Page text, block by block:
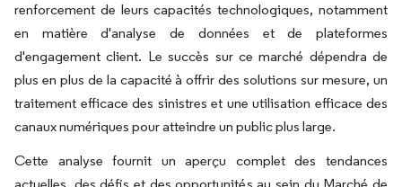
renforcement de leurs capacités technologiques, notamment
en matière d'analyse de données et de plateformes
d'engagement client. Le succès sur ce marché dépendra de
plus en plus de la capacité à offrir des solutions sur mesure, un
traitement efficace des sinistres et une utilisation efficace des
canaux numériques pour atteindre un public plus large.
Cette analyse fournit un aperçu complet des tendances